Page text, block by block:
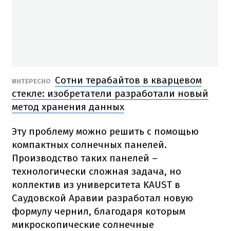
ИНТЕРЕСНО
Сотни терабайтов в кварцевом
стекле: изобретатели разработали новый
метод хранения данных
Эту проблему можно решить с помощью
компактных солнечных панелей.
Производство таких панелей –
технологически сложная задача, но
коллектив из университета KAUST в
Саудовской Аравии разработал новую
формулу чернил, благодаря которым
микроскопические солнечные